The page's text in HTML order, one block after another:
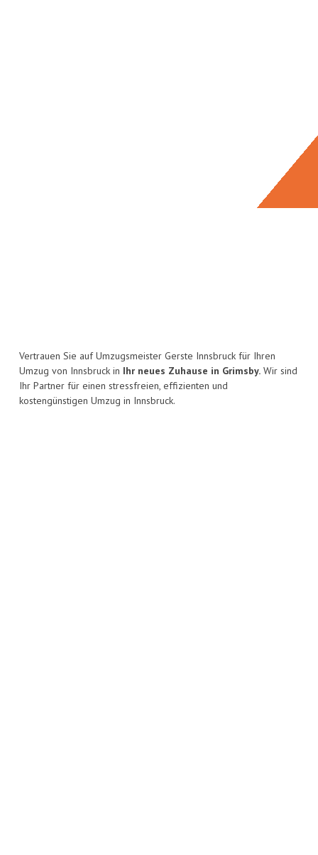
Vertrauen Sie auf Umzugsmeister Gerste Innsbruck für Ihren
Umzug von Innsbruck in Ihr neues Zuhause in Grimsby. Wir sind
Ihr Partner für einen stressfreien, effizienten und
kostengünstigen Umzug in Innsbruck.